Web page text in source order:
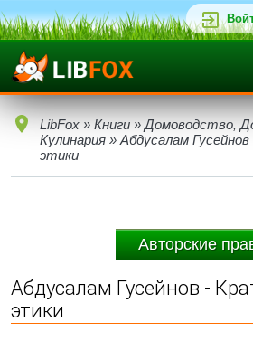
LibFox » Книги » Домоводство,
Кулинария » Абдусалам
этики
Авторские
Абдусалам Гусейнов -
этики